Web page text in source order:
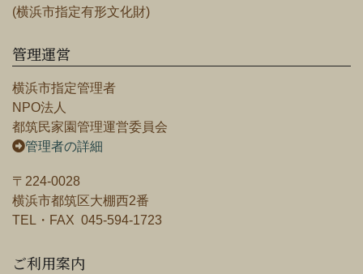
(横浜市指定有形文化財)
管理運営
横浜市指定管理者
NPO法人
都筑民家園管理運営委員会
管理者の詳細
〒224-0028
横浜市都筑区大棚西2番
TEL・FAX 045-594-1723
ご利用案内